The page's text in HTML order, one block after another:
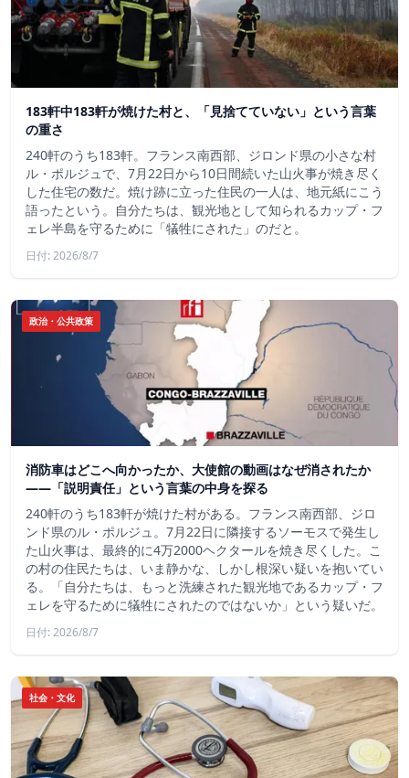
183軒中183軒が焼けた村と、「見捨てていない」という言葉
の重さ
240軒のうち183軒。フランス南西部、ジロンド県の小さな村
ル・ポルジュで、7月22日から10日間続いた山火事が焼き尽く
した住宅の数だ。焼け跡に立った住民の一人は、地元紙にこう
語ったという。自分たちは、観光地として知られるカップ・フ
ェレ半島を守るために「犠牲にされた」のだと。
日付: 2026/8/7
政治・公共政策
消防車はどこへ向かったか、大使館の動画はなぜ消されたか
——「説明責任」という言葉の中身を探る
240軒のうち183軒が焼けた村がある。フランス南西部、ジロ
ンド県のル・ポルジュ。7月22日に隣接するソーモスで発生し
た山火事は、最終的に4万2000ヘクタールを焼き尽くした。こ
の村の住民たちは、いま静かな、しかし根深い疑いを抱いてい
る。「自分たちは、もっと洗練された観光地であるカップ・フ
ェレを守るために犠牲にされたのではないか」という疑いだ。
日付: 2026/8/7
社会・文化